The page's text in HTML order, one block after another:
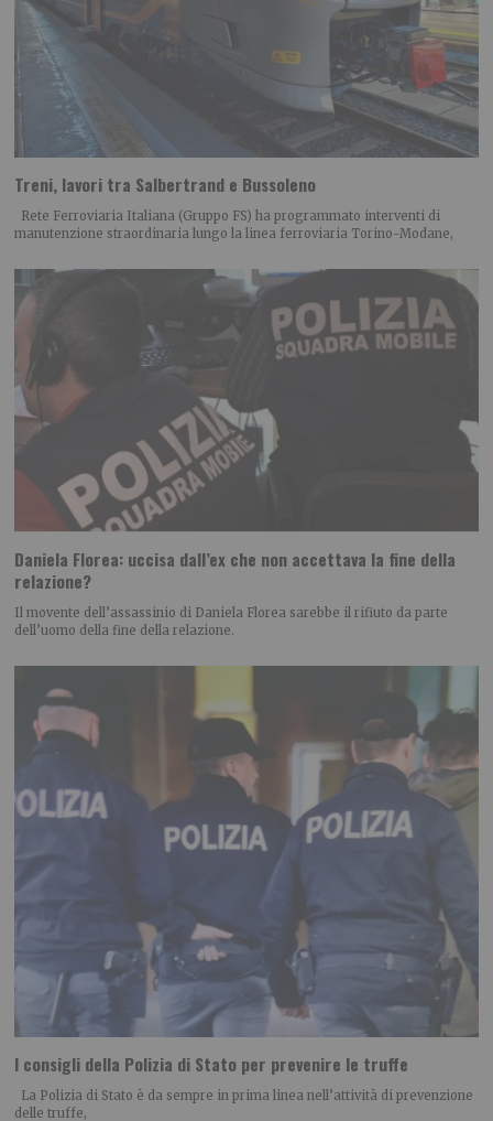
Treni, lavori tra Salbertrand e Bussoleno
Rete Ferroviaria Italiana (Gruppo FS) ha programmato interventi di
manutenzione straordinaria lungo la linea ferroviaria Torino-Modane,
Daniela Florea: uccisa dall’ex che non accettava la fine della
relazione?
Il movente dell’assassinio di Daniela Florea sarebbe il rifiuto da parte
dell’uomo della fine della relazione.
I consigli della Polizia di Stato per prevenire le truffe
La Polizia di Stato è da sempre in prima linea nell’attività di prevenzione
delle truffe,